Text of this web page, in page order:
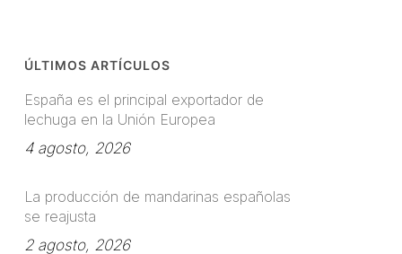
ÚLTIMOS ARTÍCULOS
España es el principal exportador de
lechuga en la Unión Europea
4 agosto, 2026
La producción de mandarinas españolas
se reajusta
2 agosto, 2026